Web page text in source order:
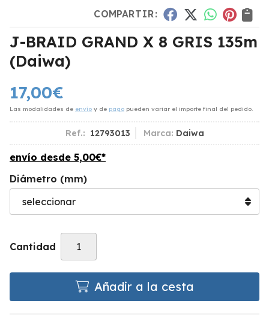
COMPARTIR:
J-BRAID GRAND X 8 GRIS 135m
(Daiwa)
17,00€
Las modalidades de envío y de pago pueden variar el importe final del pedido.
Ref.: 12793013 Marca: Daiwa
envío desde 5,00€*
Diámetro (mm)
Cantidad
Añadir a la cesta